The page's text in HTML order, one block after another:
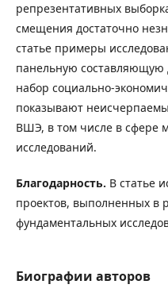
репрезентативных
смещения достаточно
статье примеры
панельную
набор социально-
показывают
ВШЭ, в том числе в сфере
исследований.
Благодарность. В статье
проектов, выполненных в
фундаментальных
Биографии авторов